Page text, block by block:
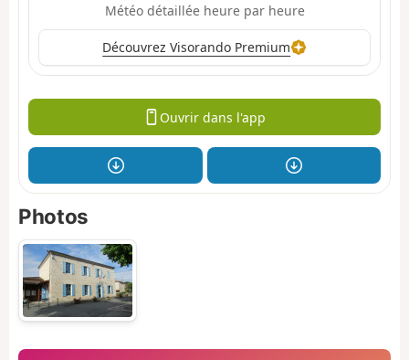
Météo détaillée heure par heure
Découvrez Visorando Premium
Ouvrir dans l'app
Photos